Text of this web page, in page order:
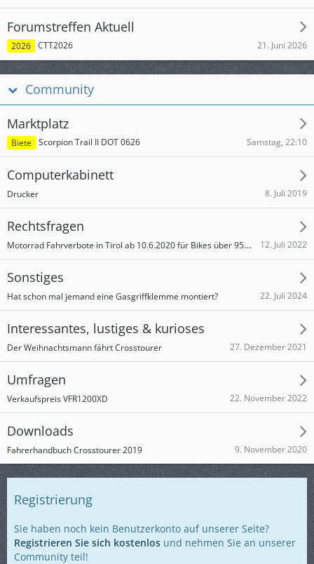
Forumstreffen Aktuell
2026 CTT2026 21. Juni 2026
Community
Marktplatz
Biete Scorpion Trail II DOT 0626 Samstag, 22:10
Computerkabinett
Drucker 8. Juli 2019
Rechtsfragen
Motorrad Fahrverbote in Tirol ab 10.6.2020 für Bikes über 95 dB(A) 12. Juli 2022
Sonstiges
Hat schon mal jemand eine Gasgriffklemme montiert? 22. Juli 2024
Interessantes, lustiges & kurioses
Der Weihnachtsmann fährt Crosstourer 27. Dezember 2021
Umfragen
Verkaufspreis VFR1200XD 22. November 2022
Downloads
Fahrerhandbuch Crosstourer 2019 9. November 2020
Registrierung
Sie haben noch kein Benutzerkonto auf unserer Seite?
Registrieren Sie sich kostenlos und nehmen Sie an unserer
Community teil!